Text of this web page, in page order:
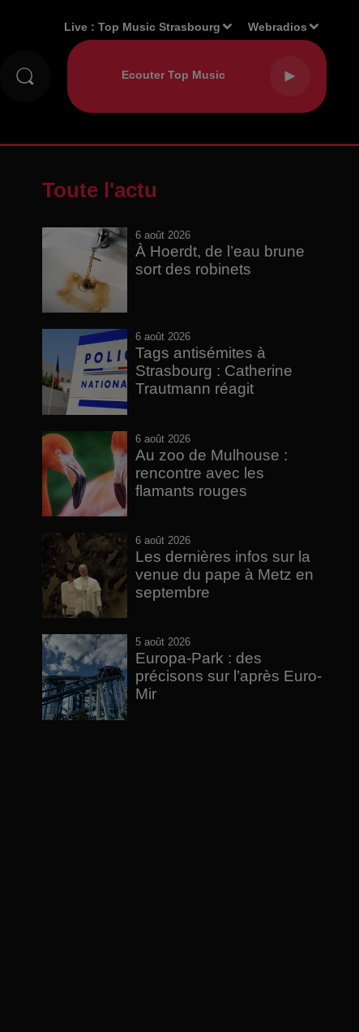
Live :Top Music Strasbourg Webradios
Toute l'actu
6 août 2026
À Hoerdt, de l’eau brune
sort des robinets
6 août 2026
Tags antisémites à
Strasbourg : Catherine
Trautmann réagit
6 août 2026
Au zoo de Mulhouse :
rencontre avec les
flamants rouges
6 août 2026
Les dernières infos sur la
venue du pape à Metz en
septembre
5 août 2026
Europa-Park : des
précisons sur l’après Euro-
Mir